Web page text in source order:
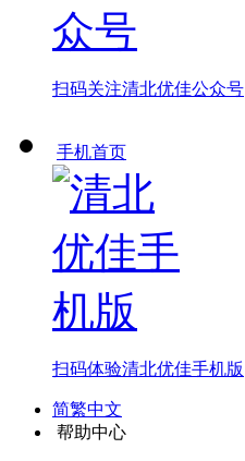
扫码关注清北优佳公众号
手机首页
扫码体验清北优佳手机版
简繁中文
帮助中心